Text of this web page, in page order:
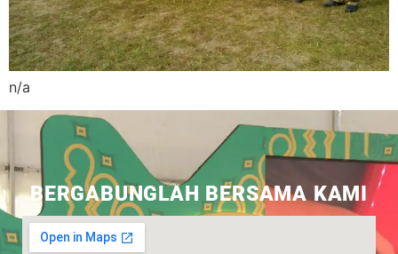
n/a
BERGABUNGLAH BERSAMA KAMI